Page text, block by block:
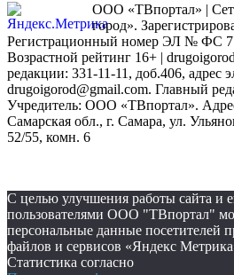
ООО «ТВпортал» |
город».
Регистрационный номер ЭЛ № ФС 77
Возрастной рейтинг 16+ |
редакции: 331-11-11, доб.406, адрес
drugoigorod@gmail.com. Главный
Учредитель: ООО «ТВпортал».
Самарская обл., г. Самара, ул.
52/55, комн. 6
С целью улучшения работы сайта и
пользователями ООО "ТВпортал"
персональные данные посетителей
файлов и сервисов «Яндекс
Статистика согласно